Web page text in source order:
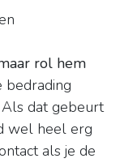
rol hem
bedrading
dat gebeurt
wel heel erg
als je de